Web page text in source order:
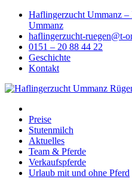
Skip
main
content
Haflingerzucht Ummanz –
Ummanz
haflingerzucht-ruegen@t-
0151 – 20 88 44 22
Geschichte
Kontakt
Menu
Preise
Stutenmilch
Aktuelles
Team & Pferde
Verkaufspferde
Urlaub mit und ohne Pferd